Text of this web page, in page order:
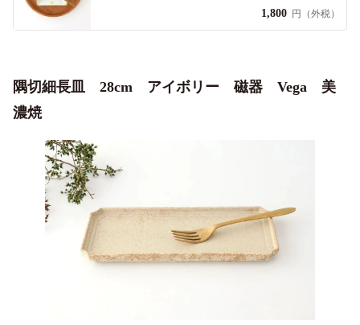
1,800 円（外税）
隅切細長皿 28cm アイボリー 磁器 Vega 美
濃焼